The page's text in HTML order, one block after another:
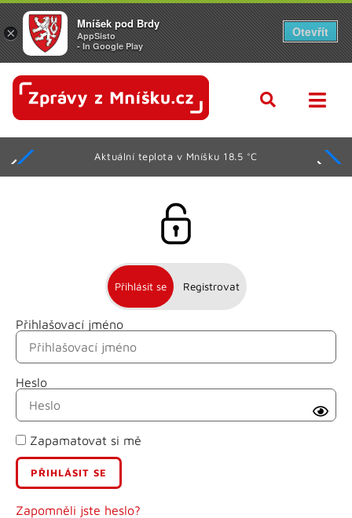
Aktuální teplota v Mníšku 18.5 °C
Přihlásit se Registrovat
Přihlašovací jméno
Heslo
Zapamatovat si mě
Zapomněli jste heslo?
Jméno
Příjmení
E-mail
Uživatelské jméno
×
Mníšek pod Brdy
AppSisto
- In Google Play
Otevřít